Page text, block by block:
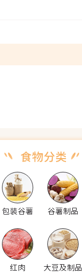
包装谷薯 谷薯制品
红肉 大豆及制品